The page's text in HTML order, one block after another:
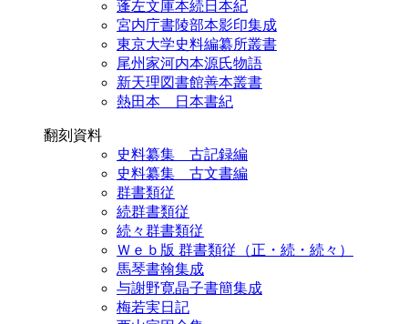
蓬左文庫本続日本紀
宮内庁書陵部本影印集成
東京大学史料編纂所叢書
尾州家河内本源氏物語
新天理図書館善本叢書
熱田本 日本書紀
翻刻資料
史料纂集 古記録編
史料纂集 古文書編
群書類従
続群書類従
続々群書類従
Ｗｅｂ版 群書類従（正・続・続々）
馬琴書翰集成
与謝野寛晶子書簡集成
梅若実日記